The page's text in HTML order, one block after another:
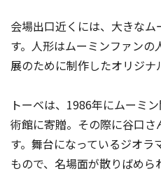
会場出口近くには、大きな
す。人形はムーミンファン
展のために制作したオリジナ
トーベは、1986年にムーミ
術館に寄贈。その際に谷口
す。舞台になっているジオ
もので、名場面が散りばめ